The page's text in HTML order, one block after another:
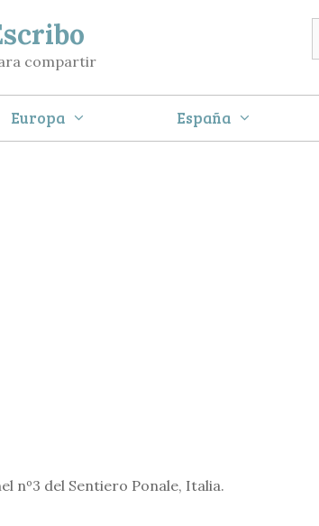
compartir
Europa España
nº3 del Sentiero Ponale, Italia.